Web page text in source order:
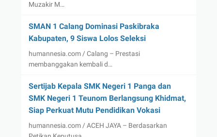
Muzakir M…
SMAN 1 Calang Dominasi Paskibraka
Kabupaten, 9 Siswa Lolos Seleksi
humannesia.com / Calang – Prestasi
membanggakan kembali d…
Sertijab Kepala SMK Negeri 1 Panga dan
SMK Negeri 1 Teunom Berlangsung Khidmat,
Siap Perkuat Mutu Pendidikan Vokasi
humannesia.com / ACEH JAYA – Berdasarkan